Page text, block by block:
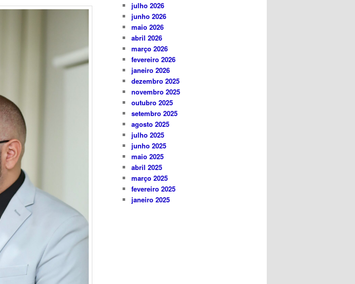
julho 2026
junho 2026
maio 2026
abril 2026
março 2026
fevereiro 2026
janeiro 2026
dezembro 2025
novembro 2025
outubro 2025
setembro 2025
agosto 2025
julho 2025
junho 2025
maio 2025
abril 2025
março 2025
fevereiro 2025
janeiro 2025